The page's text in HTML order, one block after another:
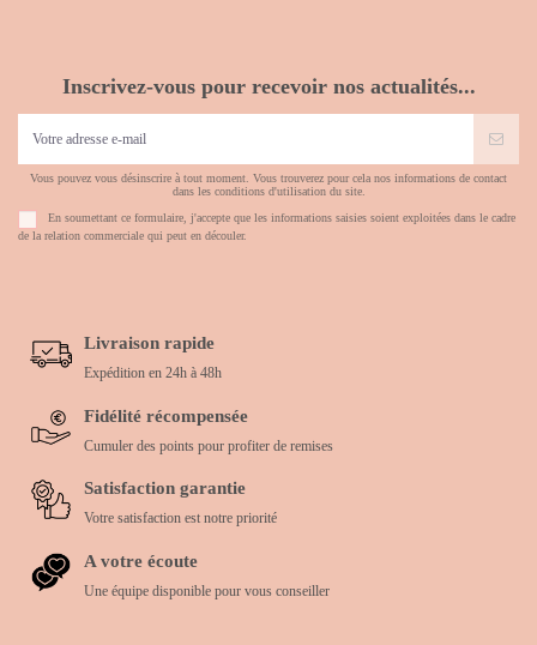
Inscrivez-vous pour recevoir nos actualités...
Vous pouvez vous désinscrire à tout moment. Vous trouverez pour cela nos informations de contact
dans les conditions d'utilisation du site.
En soumettant ce formulaire, j'accepte que les informations saisies soient exploitées dans le cadre
de la relation commerciale qui peut en découler.
Livraison rapide
Expédition en 24h à 48h
Fidélité récompensée
Cumuler des points pour profiter de remises
Satisfaction garantie
Votre satisfaction est notre priorité
A votre écoute
Une équipe disponible pour vous conseiller